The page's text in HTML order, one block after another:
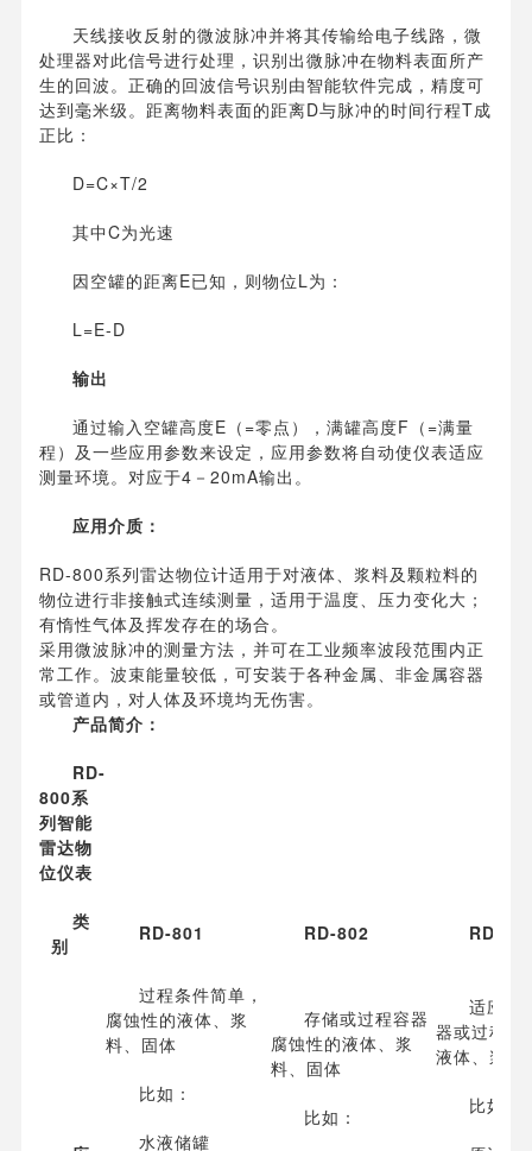
天线接收反射的微波脉冲并将其传输给电子线路，微
处理器对此信号进行处理，识别出微脉冲在物料表面所产
生的回波。正确的回波信号识别由智能软件完成，精度可
达到毫米级。距离物料表面的距离D与脉冲的时间行程T成
正比：
D=C×T/2
其中C为光速
因空罐的距离E已知，则物位L为：
L=E-D
输出
通过输入空罐高度E（=零点），满罐高度F（=满量
程）及一些应用参数来设定，应用参数将自动使仪表适应
测量环境。对应于4－20mA输出。
应用介质：
RD-800系列雷达物位计适用于对液体、浆料及颗粒料的
物位进行非接触式连续测量，适用于温度、压力变化大；
有惰性气体及挥发存在的场合。
采用微波脉冲的测量方法，并可在工业频率波段范围内正
常工作。波束能量较低，可安装于各种金属、非金属容器
或管道内，对人体及环境均无伤害。
产品简介：
RD-
800系
列智能
雷达物
位仪表
类
别
RD-801 RD-802 RD-
过程条件简单，
腐蚀性的液体、浆
料、固体
比如：
水液储罐
存储或过程容器
腐蚀性的液体、浆
料、固体
比如：
适应各
器或过程计
液体、浆料
比如：